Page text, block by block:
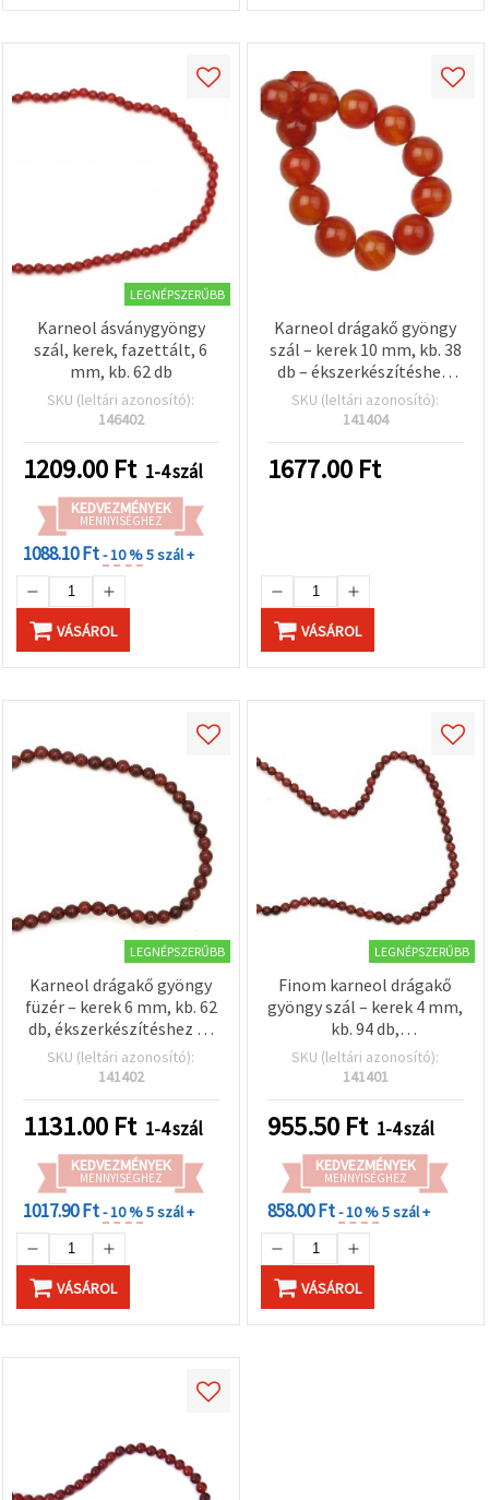
LEGNÉPSZERŰBB
Karneol ásványgyöngy
szál, kerek, fazettált, 6
mm, kb. 62 db
SKU (leltári azonosító):
146402
1209.00 Ft 1-4 szál
KEDVEZMÉNYEK
MENNYISÉGHEZ
1088.10 Ft- 10 %5 szál +
VÁSÁROL
Karneol drágakő gyöngy
szál – kerek 10 mm, kb. 38
db – ékszerkészítéshez,
statement ékszerekhez
SKU (leltári azonosító):
141404
1677.00 Ft
VÁSÁROL
LEGNÉPSZERŰBB
Karneol drágakő gyöngy
füzér – kerek 6 mm, kb. 62
db, ékszerkészítéshez és
kreatív hobby
projektekhez
SKU (leltári azonosító):
141402
1131.00 Ft 1-4 szál
KEDVEZMÉNYEK
MENNYISÉGHEZ
1017.90 Ft- 10 %5 szál +
VÁSÁROL
LEGNÉPSZERŰBB
Finom karneol drágakő
gyöngy szál – kerek 4 mm,
kb. 94 db,
ékszerkészítéshez és
gyöngyfűzéshez
SKU (leltári azonosító):
141401
955.50 Ft 1-4 szál
KEDVEZMÉNYEK
MENNYISÉGHEZ
858.00 Ft- 10 %5 szál +
VÁSÁROL